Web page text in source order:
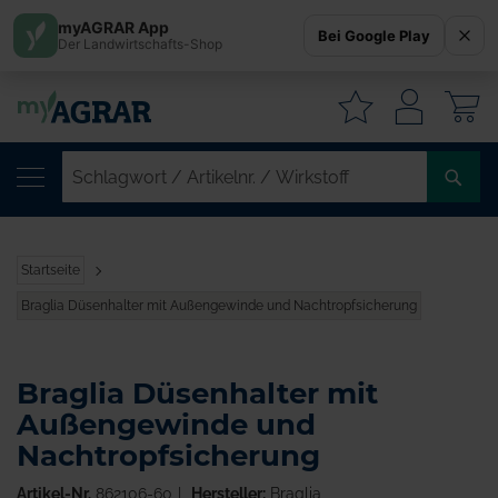
Startseite
Braglia Düsenhalter mit Außengewinde und Nachtropfsicherung
Braglia Düsenhalter mit
Außengewinde und
Nachtropfsicherung
Artikel-Nr. 862106-60 Hersteller:Braglia
myAGRAR App
Der Landwirtschafts-Shop Bei Google Play